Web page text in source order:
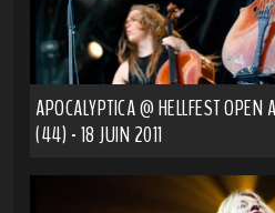
APOCALYPTICA @ HELLFEST OPEN
(44) - 18 JUIN 2011